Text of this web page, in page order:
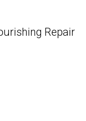
Repair